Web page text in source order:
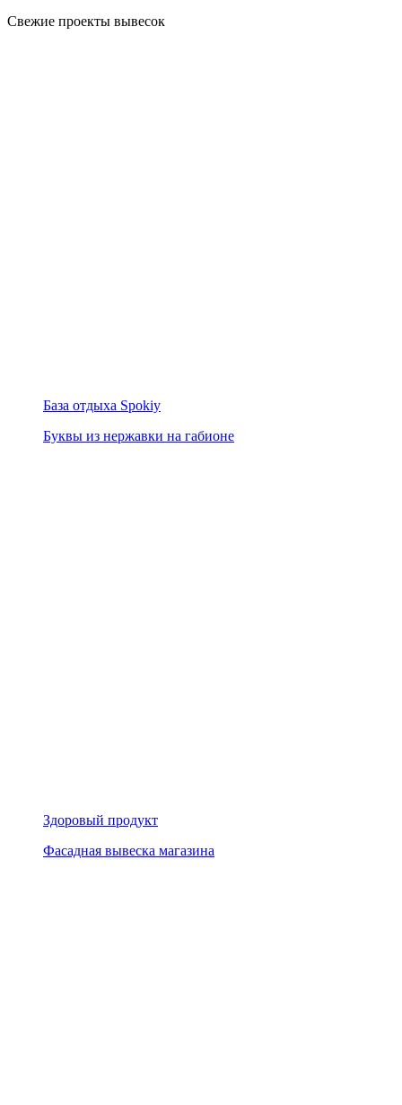
Свежие проекты вывесок
База отдыха Spokiy
Буквы из нержавки на габионе
Здоровый продукт
Фасадная вывеска магазина